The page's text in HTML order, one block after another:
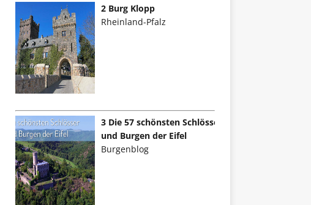
2 Burg Klopp
Rheinland-Pfalz
3 Die 57 schönsten Schlösser
und Burgen der Eifel
Burgenblog